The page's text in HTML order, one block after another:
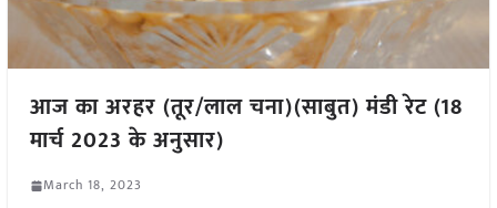
आज का अरहर (तूर/लाल चना)(साबुत) मंडी रेट (18
मार्च 2023 के अनुसार)
March 18, 2023